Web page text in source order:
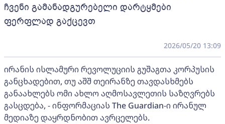
ჩვენი გამანადგურებელი დარტყმები
ფერფლად გაქცევთ
2026/05/20 13:09
ირანის ისლამური რევოლუციის გუშაგთა კორპუსის
განცხადებით, თუ აშშ თეირანზე თავდასხმებს
განაახლებს ომი ახლო აღმოსავლეთის საზღვრებს
გასცდება, - ინფორმაციას The Guardian-ი ირანულ
მედიაზე დაყრდნობით ავრცელებს.